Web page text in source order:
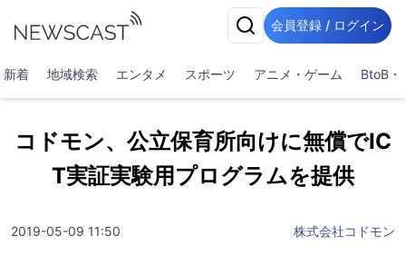
会員登録 / ログイン
新着 地域検索 エンタメ スポーツ アニメ・ゲーム BtoB・
コドモン、公立保育所向けに無償でIC
T実証実験用プログラムを提供
2019-05-09 11:50 株式会社コドモン